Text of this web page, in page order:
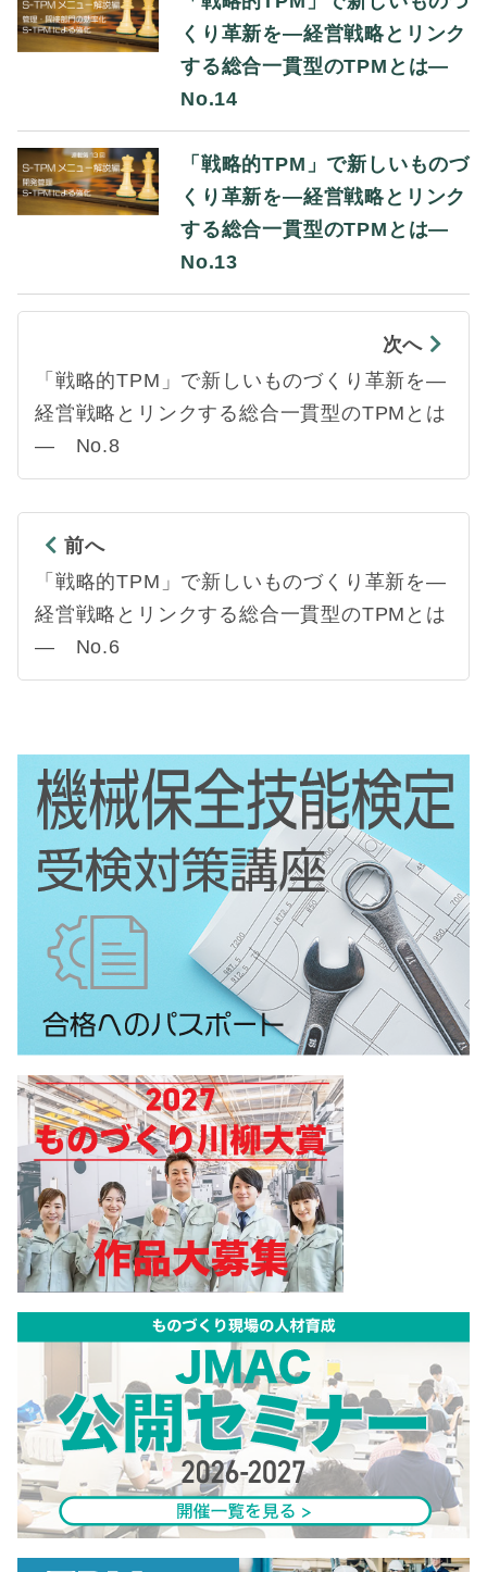
くり革新を―経営戦略とリンク
する総合一貫型のTPMとは―
No.14
「戦略的TPM」で新しいものづ
くり革新を―経営戦略とリンク
する総合一貫型のTPMとは―
No.13
次へ
「戦略的TPM」で新しいものづくり革新を―
経営戦略とリンクする総合一貫型のTPMとは
― No.8
前へ
「戦略的TPM」で新しいものづくり革新を―
経営戦略とリンクする総合一貫型のTPMとは
― No.6